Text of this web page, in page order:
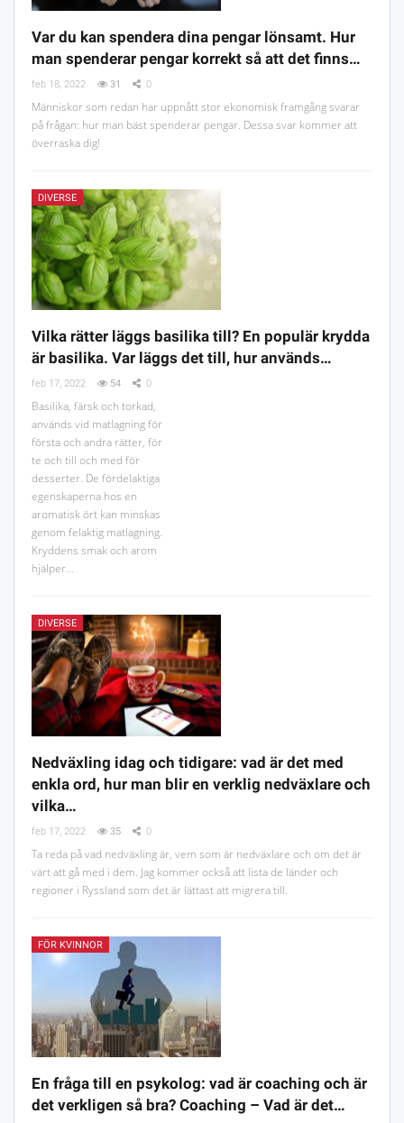
Var du kan spendera dina pengar lönsamt. Hur
man spenderar pengar korrekt så att det finns…
feb 18, 2022 31 0
Människor som redan har uppnått stor ekonomisk framgång svarar
på frågan: hur man bäst spenderar pengar. Dessa svar kommer att
överraska dig!
DIVERSE
Vilka rätter läggs basilika till? En populär krydda
är basilika. Var läggs det till, hur används…
feb 17, 2022 54 0
Basilika, färsk och torkad,
används vid matlagning för
första och andra rätter, för
te och till och med för
desserter. De fördelaktiga
egenskaperna hos en
aromatisk ört kan minskas
genom felaktig matlagning.
Kryddens smak och arom
hjälper…
DIVERSE
Nedväxling idag och tidigare: vad är det med
enkla ord, hur man blir en verklig nedväxlare och
vilka…
feb 17, 2022 35 0
Ta reda på vad nedväxling är, vem som är nedväxlare och om det är
värt att gå med i dem. Jag kommer också att lista de länder och
regioner i Ryssland som det är lättast att migrera till.
FÖR KVINNOR
En fråga till en psykolog: vad är coaching och är
det verkligen så bra? Coaching – Vad är det…